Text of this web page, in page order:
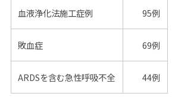
血液浄化法施工症例 95例
敗血症 69例
ARDSを含む急性呼吸不全 44例